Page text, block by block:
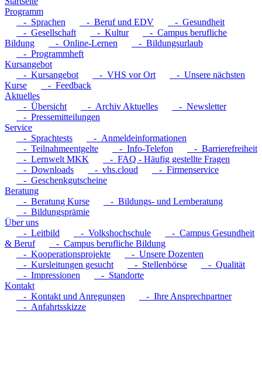
Programm
- Sprachen
- Beruf und EDV
- Gesundheit
- Gesellschaft
- Kultur
- Campus berufliche
Bildung
- Online-Lernen
- Bildungsurlaub
- Programmheft
Kursangebot
- Kursangebot
- VHS vor Ort
- Unsere nächsten
Kurse
- Feedback
Aktuelles
- Übersicht
- Archiv Aktuelles
- Newsletter
- Pressemitteilungen
Service
- Sprachtests
- Anmeldeinformationen
- Teilnahmeentgelte
- Info-Telefon
- Barrierefreiheit
- Lernwelt MKK
- FAQ - Häufig gestellte Fragen
- Downloads
- vhs.cloud
- Firmenservice
- Geschenkgutscheine
Beratung
- Beratung Kurse
- Bildungs- und Lernberatung
- Bildungsprämie
Über uns
- Leitbild
- Volkshochschule
- Campus Gesundheit
& Beruf
- Campus berufliche Bildung
- Kooperationsprojekte
- Unsere Dozenten
- Kursleitungen gesucht
- Stellenbörse
- Qualität
- Impressionen
- Standorte
Kontakt
- Kontakt und Anregungen
- Ihre Ansprechpartner
- Anfahrtsskizze